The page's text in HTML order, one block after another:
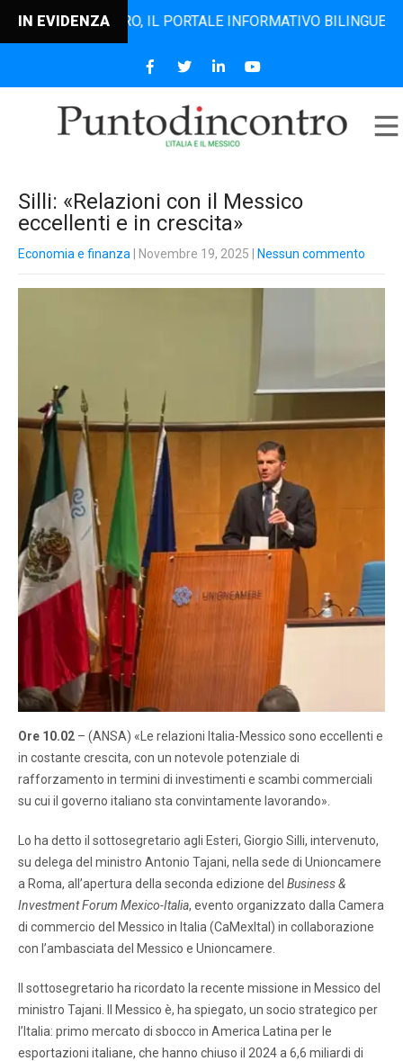
IN EVIDENZAIL PORTALE INFORMATIVO BILINGUE CHE
Silli: «Relazioni con il Messico
eccellenti e in crescita»
Economia e finanza | Novembre 19, 2025 Nessun commento
Ore 10.02 – (ANSA) «Le relazioni Italia-Messico sono eccellenti e
in costante crescita, con un notevole potenziale di
rafforzamento in termini di investimenti e scambi commerciali
su cui il governo italiano sta convintamente lavorando».
Lo ha detto il sottosegretario agli Esteri, Giorgio Silli, intervenuto,
su delega del ministro Antonio Tajani, nella sede di Unioncamere
a Roma, all’apertura della seconda edizione del Business &
Investment Forum Mexico-Italia, evento organizzato dalla Camera
di commercio del Messico in Italia (CaMexItal) in collaborazione
con l’ambasciata del Messico e Unioncamere.
Il sottosegretario ha ricordato la recente missione in Messico del
ministro Tajani. Il Messico è, ha spiegato, un socio strategico per
l’Italia: primo mercato di sbocco in America Latina per le
esportazioni italiane, che hanno chiuso il 2024 a 6,6 miliardi di